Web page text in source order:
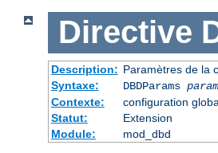
Directive
Description: Paramètres de la
Syntaxe:
DBDParams
Contexte:
configuration
Statut:
Extension
Module:
mod_dbd